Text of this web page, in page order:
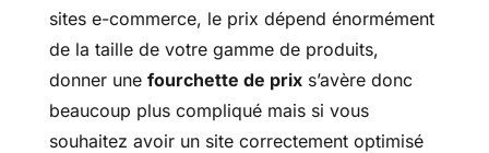
sites e-commerce, le prix dépend énormément
de la taille de votre gamme de produits,
donner une fourchette de prixs’avère donc
beaucoup plus compliqué mais si vous
souhaitez avoir un site correctement optimisé